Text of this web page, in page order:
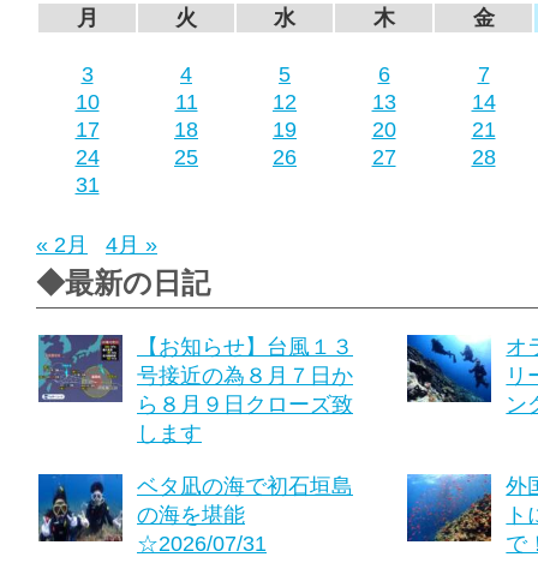
月
火 水 木 金
3 4 5 6
7
10
11 12 13
14
17
18 19 20
21
24
25 26 27
28
31
« 2月 4月 »
◆最新の日記
【お知らせ】台風１３
号接近の為８月７日か
ら８月９日クローズ致
します
オ
リ
ン
ベタ凪の海で初石垣島
の海を堪能
☆2026/07/31
外
ト
で